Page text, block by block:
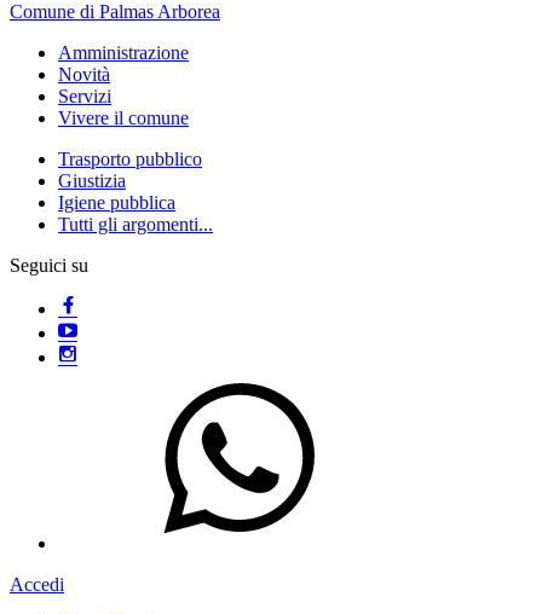
Comune di Palmas Arborea
Amministrazione
Novità
Servizi
Vivere il comune
Trasporto pubblico
Giustizia
Igiene pubblica
Tutti gli argomenti...
Seguici su
Accedi